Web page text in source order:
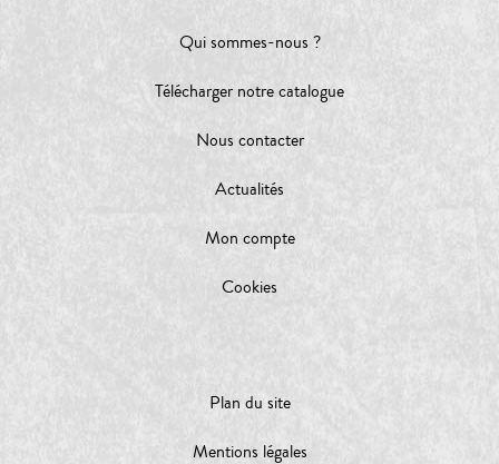
Qui sommes-nous ?
Télécharger notre catalogue
Nous contacter
Actualités
Mon compte
Cookies
Plan du site
Mentions légales